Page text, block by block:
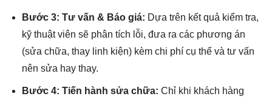
Bước 3: Tư vấn & Báo giá: Dựa trên kết quả kiểm tra,
kỹ thuật viên sẽ phân tích lỗi, đưa ra các phương án
(sửa chữa, thay linh kiện) kèm chi phí cụ thể và tư vấn
nên sửa hay thay.
Bước 4: Tiến hành sửa chữa: Chỉ khi khách hàng